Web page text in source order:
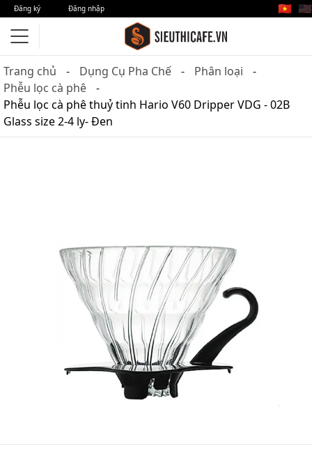
Đăng ký Đăng nhập 🇻🇳 🇺🇸
Trang chủ Dụng Cụ Pha Chế
Phân loại
Phễu lọc cà phê
Phễu lọc cà phê thuỷ tinh Hario V60 Dripper VDG - 02B
Glass size 2-4 ly- Đen